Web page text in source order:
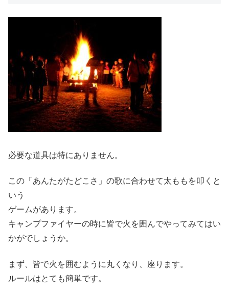
必要な道具は特にありません。
この「あんたがたどこさ」の歌に合わせて太ももを叩くと
いう
ゲームがあります。
キャンプファイヤーの時に皆で火を囲んでやってみてはい
かがでしょうか。
まず、皆で火を囲むように丸くなり、座ります。
ルールはとても簡単です。